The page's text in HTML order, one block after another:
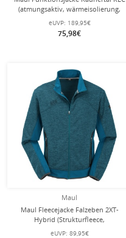
(atmungsaktiv, wärmeisolierung,
wasserabweisend) grau/schwarz
Herren
eUVP: 189,95€
75,98€
Maul
Maul Fleecejacke Falzeben 2XT-
Hybrid (Strukturfleece,
atmungsaktiv) petrolblau Herren
eUVP: 89,95€